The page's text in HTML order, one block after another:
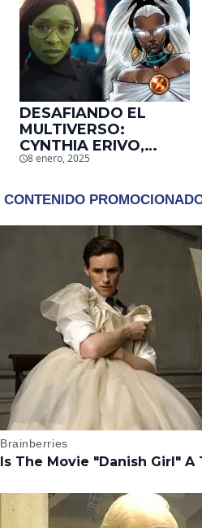
DESAFIANDO EL
MULTIVERSO:
CYNTHIA ERIVO,
PROTAGONISTA DE
SER STORM EN EL
MCU
8 enero, 2025